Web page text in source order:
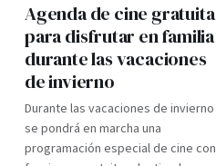
Agenda de cine gratuita
para disfrutar en familia
durante las vacaciones
de invierno
Durante las vacaciones de invierno
se pondrá en marcha una
programación especial de cine con